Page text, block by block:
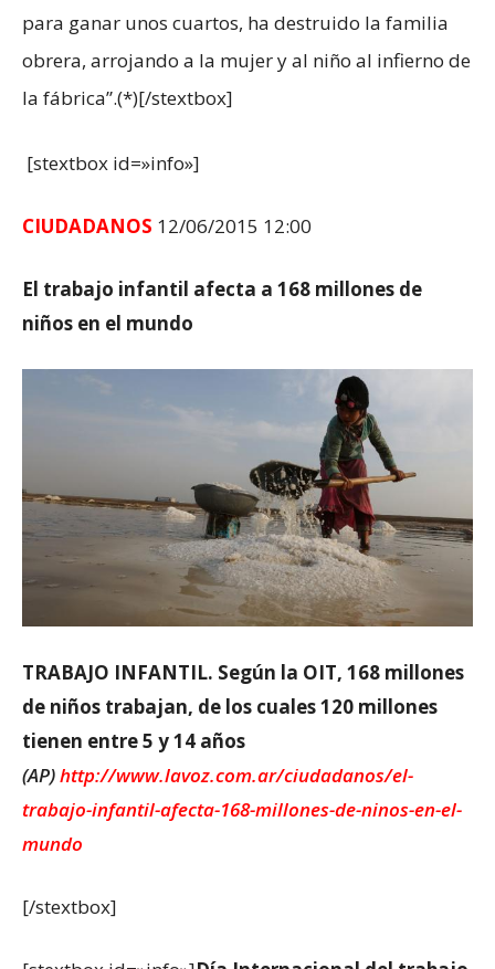
para ganar unos cuartos, ha destruido la familia
obrera, arrojando a la mujer y al niño al infierno de
la fábrica”.(*)[/stextbox]
[stextbox id=»info»]
CIUDADANOS 12/06/2015 12:00
El trabajo infantil afecta a 168 millones de
niños en el mundo
TRABAJO INFANTIL. Según la OIT, 168 millones
de niños trabajan, de los cuales 120 millones
tienen entre 5 y 14 años
(AP)http://www.lavoz.com.ar/ciudadanos/el-
trabajo-infantil-afecta-168-millones-de-ninos-en-el-
mundo
[/stextbox]